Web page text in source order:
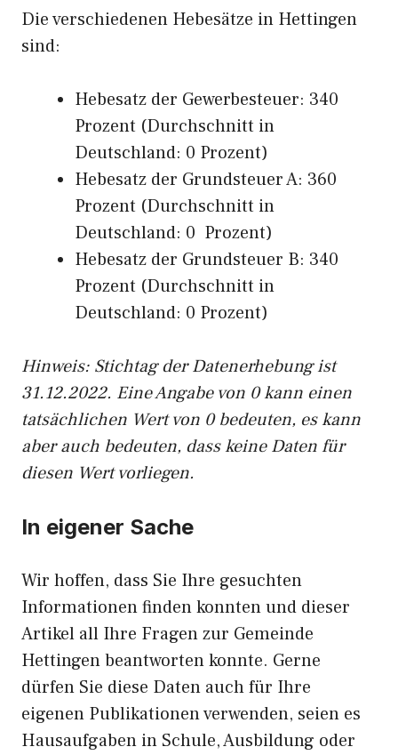
Die verschiedenen Hebesätze in Hettingen
sind:
Hebesatz der Gewerbesteuer: 340
Prozent (Durchschnitt in
Deutschland: 0 Prozent)
Hebesatz der Grundsteuer A: 360
Prozent (Durchschnitt in
Deutschland: 0 Prozent)
Hebesatz der Grundsteuer B: 340
Prozent (Durchschnitt in
Deutschland: 0 Prozent)
Hinweis: Stichtag der Datenerhebung ist
31.12.2022. Eine Angabe von 0 kann einen
tatsächlichen Wert von 0 bedeuten, es kann
aber auch bedeuten, dass keine Daten für
diesen Wert vorliegen.
In eigener Sache
Wir hoffen, dass Sie Ihre gesuchten
Informationen finden konnten und dieser
Artikel all Ihre Fragen zur Gemeinde
Hettingen beantworten konnte. Gerne
dürfen Sie diese Daten auch für Ihre
eigenen Publikationen verwenden, seien es
Hausaufgaben in Schule, Ausbildung oder